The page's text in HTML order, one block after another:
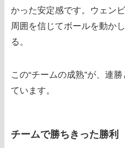
かった安定感です。ウェン
周囲を信じてボールを動か
る。
この“チームの成熟”が、連
ています。
チームで勝ちきった勝利